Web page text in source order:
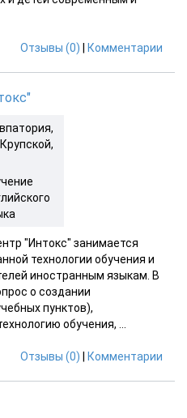
Отзывы (0) Комментарии
"Интокс" занимается
технологии обучения и
иностранным языкам. В
о создании
пунктов),
обучения, ...
Отзывы (0) Комментарии